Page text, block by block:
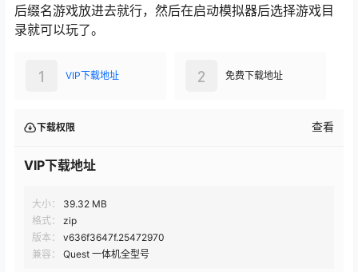
后缀名游戏放进去就行，然后在启动模拟器后选择游戏目
录就可以玩了。
VIP下载地址
1 免费下载地址
2
下载权限 查看
VIP下载地址
大小：
39.32 MB
格式：
zip
版本：
v636f3647f.25472970
兼容：
Quest 一体机全型号